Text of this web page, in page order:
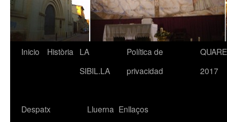
Inicio Història
LA
SIBIL.LA
Política de
privacidad
2017
Despatx
Lluerna Enllaços